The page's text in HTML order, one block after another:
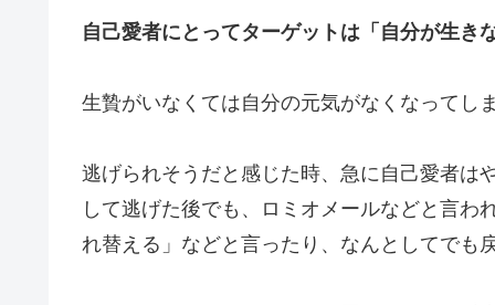
自己愛者にとってターゲットは「自分が生き
生贄がいなくては自分の元気がなくなってし
逃げられそうだと感じた時、急に自己愛者は
して逃げた後でも、ロミオメールなどと言
れ替える」などと言ったり、なんとしてでも